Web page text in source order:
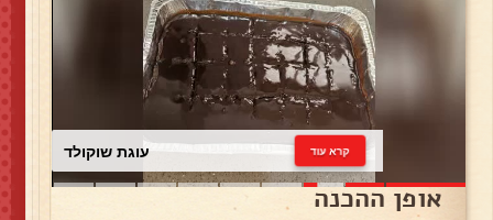
עוגת שוקולד קרא עוד
אופן ההכנה